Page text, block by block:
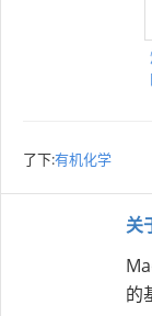
了下:有机化学
关
的